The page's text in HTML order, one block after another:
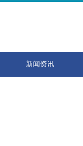
新闻资讯